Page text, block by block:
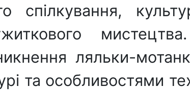
спілкування,
ужиткового
ляльки-
та особливостями